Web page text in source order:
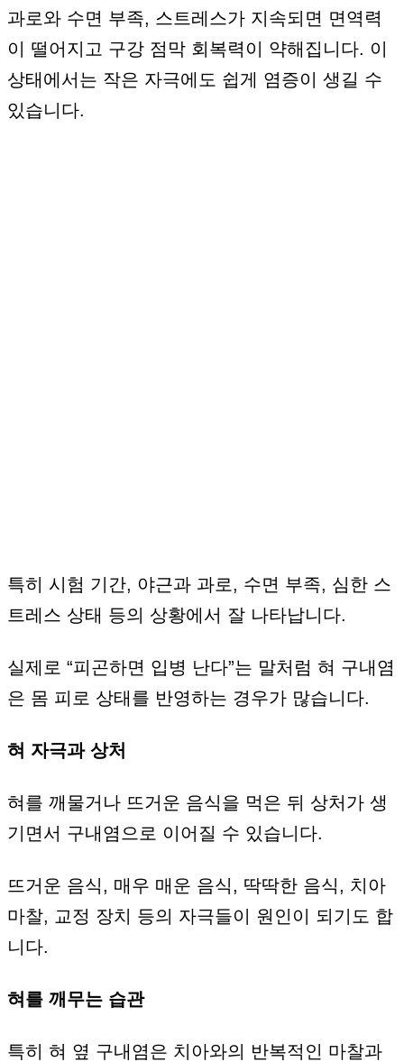
과로와 수면 부족, 스트레스가 지속되면 면역력
이 떨어지고 구강 점막 회복력이 약해집니다. 이
상태에서는 작은 자극에도 쉽게 염증이 생길 수
있습니다.
특히 시험 기간, 야근과 과로, 수면 부족, 심한 스
트레스 상태 등의 상황에서 잘 나타납니다.
실제로 “피곤하면 입병 난다”는 말처럼 혀 구내염
은 몸 피로 상태를 반영하는 경우가 많습니다.
혀 자극과 상처
혀를 깨물거나 뜨거운 음식을 먹은 뒤 상처가 생
기면서 구내염으로 이어질 수 있습니다.
뜨거운 음식, 매우 매운 음식, 딱딱한 음식, 치아
마찰, 교정 장치 등의 자극들이 원인이 되기도 합
니다.
혀를 깨무는 습관
특히 혀 옆 구내염은 치아와의 반복적인 마찰과